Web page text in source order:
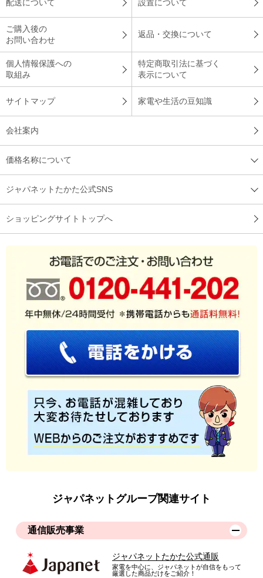
配送について 設置について
ご購入後の
お問い合わせ
返品・交換について
個人情報保護への
取組み
特定商取引法に基づく
表示について
サイトマップ 家電や生活の豆知識
会社案内
価格名称について
ジャパネットたかた公式SNS
ショッピングサイトトップへ
ジャパネットグループ関連サイト
通信販売事業
ジャパネットたかた公式通販
家電を中心に、ジャパネットが自信をもって
厳選した商品だけをご紹介！